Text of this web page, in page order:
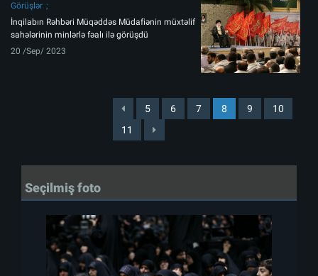
Görüşlər
İnqilabın Rəhbəri Müqəddəs Müdafiənin müxtəlif
sahələrinin minlərlə fəalı ilə görüşdü
20 /Sep/ 2023
5 6 7 8 9
10
11
Seçilmiş foto